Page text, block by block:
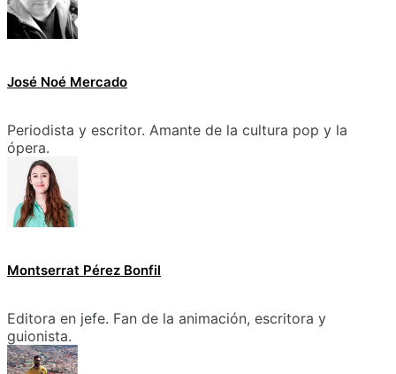
José Noé Mercado
Periodista y escritor. Amante de la cultura pop y la
ópera.
Montserrat Pérez Bonfil
Editora en jefe. Fan de la animación, escritora y
guionista.